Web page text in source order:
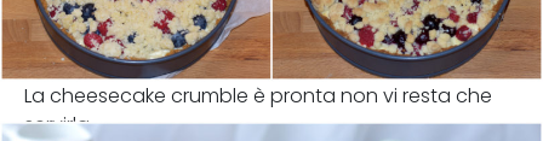
La cheesecake crumble è pronta non vi resta che
servirla.